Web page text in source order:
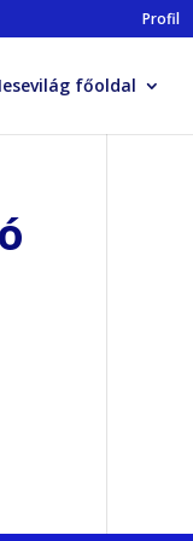
Profil
főoldal